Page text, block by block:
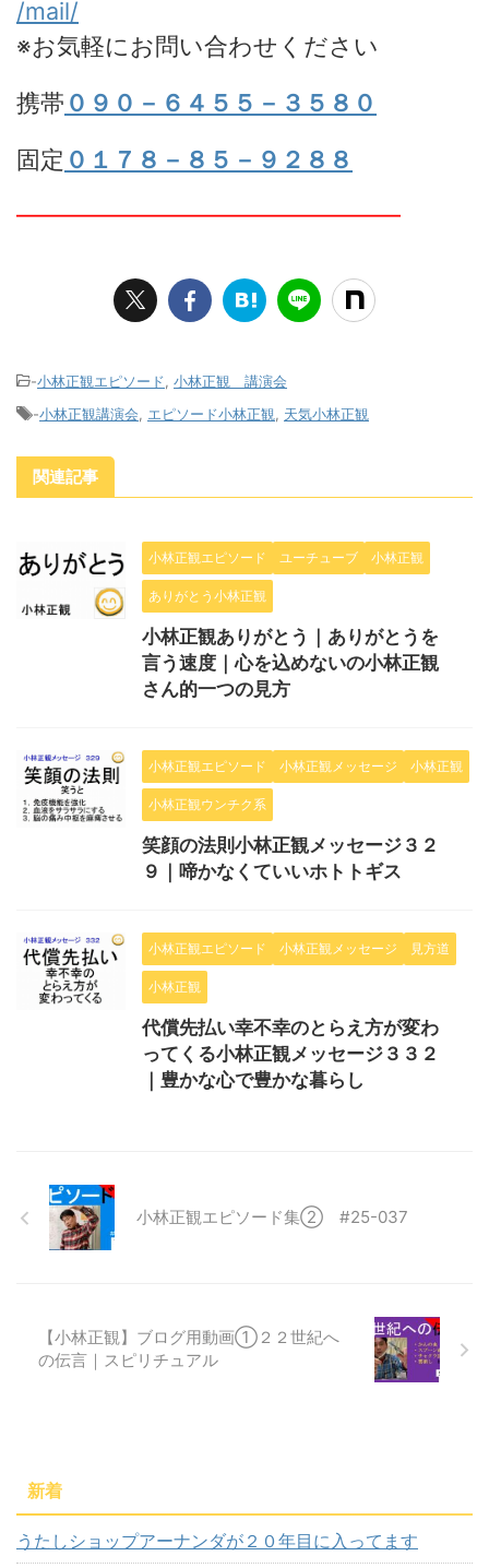
/mail/
※お気軽にお問い合わせください
携帯 ０９０－６４５５－３５８０
固定 ０１７８－８５－９２８８
━━━━━━━━━━━━━━━━
-小林正観エピソード 小林正観 講演会
-小林正観講演会 エピソード小林正観 天気小林正観
関連記事
小林正観エピソード ユーチューブ 小林正観
ありがとう小林正観
小林正観ありがとう｜ありがとうを
言う速度｜心を込めないの小林正観
さん的一つの見方
小林正観エピソード 小林正観メッセージ 小林正観
小林正観ウンチク系
笑顔の法則小林正観メッセージ３２
９｜啼かなくていいホトトギス
小林正観エピソード 小林正観メッセージ 見方道
小林正観
代償先払い幸不幸のとらえ方が変わ
ってくる小林正観メッセージ３３２
｜豊かな心で豊かな暮らし
小林正観エピソード集② #25-037
【小林正観】ブログ用動画①２２世紀へ
の伝言｜スピリチュアル
新着
うたしショップアーナンダが２０年目に入ってます